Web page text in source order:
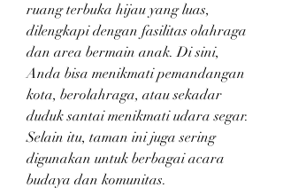
ruang terbuka hijau yang luas,
dilengkapi dengan fasilitas olahraga
dan area bermain anak. Di sini,
Anda bisa menikmati pemandangan
kota, berolahraga, atau sekadar
duduk santai menikmati udara segar.
Selain itu, taman ini juga sering
digunakan untuk berbagai acara
budaya dan komunitas.